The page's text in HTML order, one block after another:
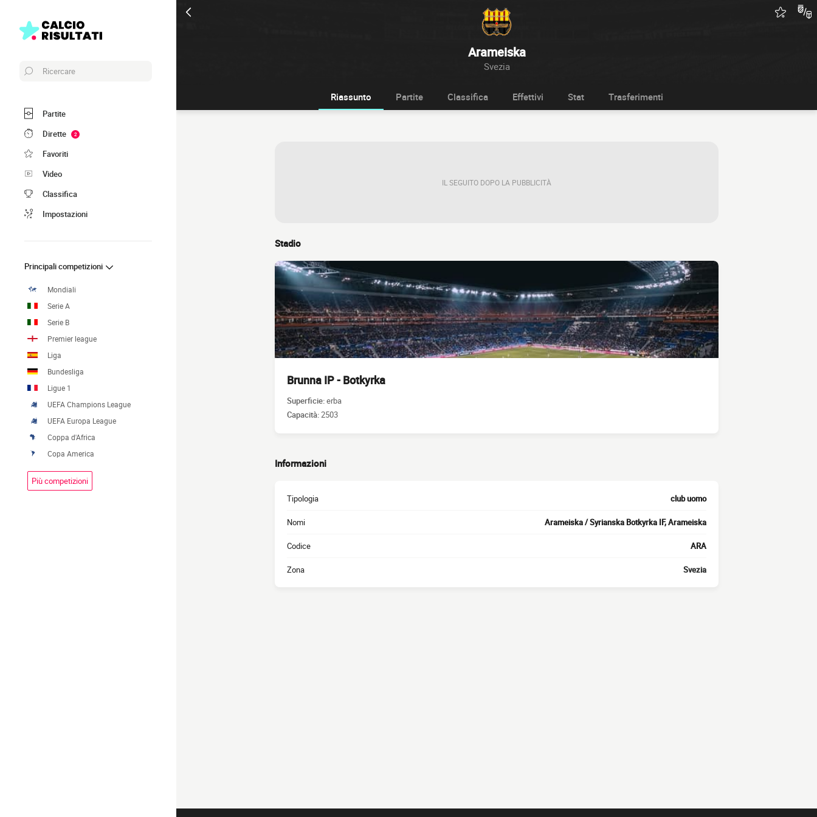
Arameiska
Svezia
Ricercare
Partite
Dirette
2
Favoriti
Video
Classifica
Impostazioni
Principali competizioni
Mondiali
Serie A
Serie B
Premier league
Liga
Bundesliga
Ligue 1
UEFA Champions League
UEFA Europa League
Coppa d'Africa
Copa America
Più competizioni
Riassunto Partite Classifica Effettivi Stat Trasferimenti
IL SEGUITO DOPO LA PUBBLICITÀ
Stadio
Brunna IP - Botkyrka
Superficie:erba
Capacità:2503
Informazioni
Tipologia club uomo
Nomi Arameiska / Syrianska Botkyrka IF, Arameiska
Codice ARA
Zona Svezia